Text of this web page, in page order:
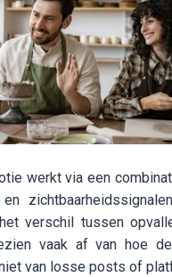
werkt via een
verschil tussen
vaak af van hoe
van losse posts of